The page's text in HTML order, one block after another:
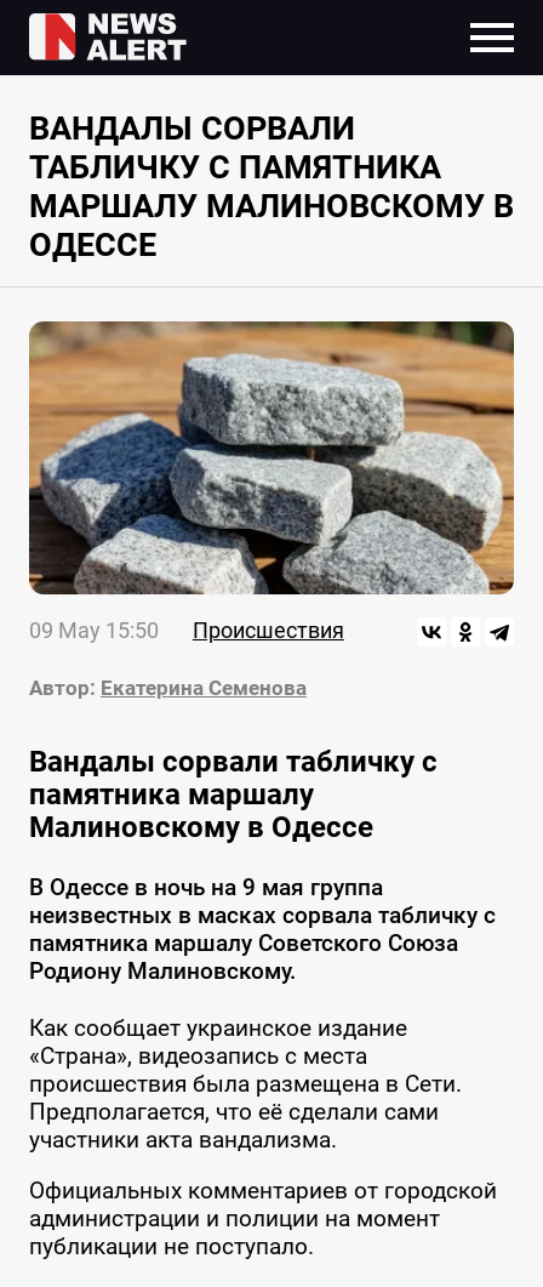
ВАНДАЛЫ СОРВАЛИ
ТАБЛИЧКУ С ПАМЯТНИКА
МАРШАЛУ МАЛИНОВСКОМУ В
ОДЕССЕ
09 May 15:50 Происшествия
Автор: Екатерина Семенова
Вандалы сорвали табличку с
памятника маршалу
Малиновскому в Одессе
В Одессе в ночь на 9 мая группа
неизвестных в масках сорвала табличку с
памятника маршалу Советского Союза
Родиону Малиновскому.
Как сообщает украинское издание
«Страна», видеозапись с места
происшествия была размещена в Сети.
Предполагается, что её сделали сами
участники акта вандализма.
Официальных комментариев от городской
администрации и полиции на момент
публикации не поступало.